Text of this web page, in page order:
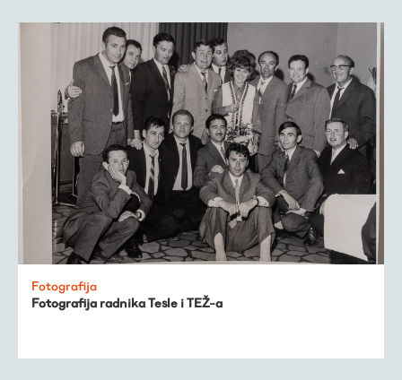
Fotografija
Fotografija radnika Tesle i TEŽ-a